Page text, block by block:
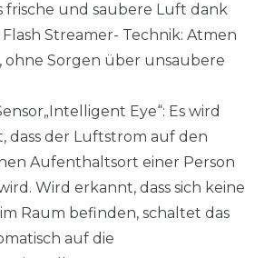
frische und saubere Luft dank
Streamer- Technik: Atmen
ohne Sorgen über unsaubere
Eye“: Es wird
dass der Luftstrom auf den
Aufenthaltsort einer Person
Wird erkannt, dass sich keine
Raum befinden, schaltet das
auf die